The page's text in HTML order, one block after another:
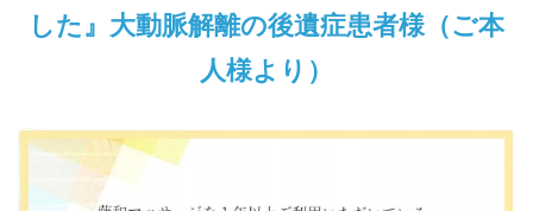
した』大動脈解離の後遺症患者様（ご本
人様より）